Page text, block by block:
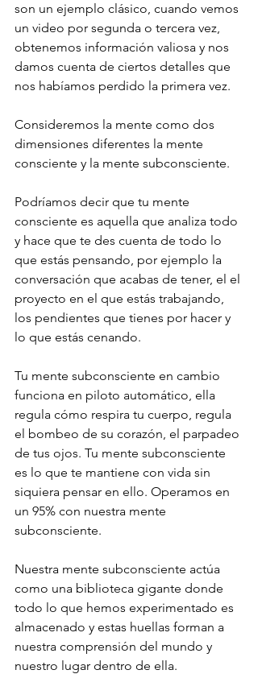
son un ejemplo clásico, cuando vemos
un video por segunda o tercera vez,
obtenemos información valiosa y nos
damos cuenta de ciertos detalles que
nos habíamos perdido la primera vez.
Consideremos la mente como dos
dimensiones diferentes la mente
consciente y la mente subconsciente.
Podríamos decir que tu mente
consciente es aquella que analiza todo
y hace que te des cuenta de todo lo
que estás pensando, por ejemplo la
conversación que acabas de tener, el el
proyecto en el que estás trabajando,
los pendientes que tienes por hacer y
lo que estás cenando.
Tu mente subconsciente en cambio
funciona en piloto automático, ella
regula cómo respira tu cuerpo, regula
el bombeo de su corazón, el parpadeo
de tus ojos. Tu mente subconsciente
es lo que te mantiene con vida sin
siquiera pensar en ello. Operamos en
un 95% con nuestra mente
subconsciente.
Nuestra mente subconsciente actúa
como una biblioteca gigante donde
todo lo que hemos experimentado es
almacenado y estas huellas forman a
nuestra comprensión del mundo y
nuestro lugar dentro de ella.